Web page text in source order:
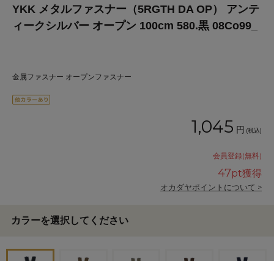
YKK メタルファスナー（5RGTH DA OP） アンテ
ィークシルバー オープン 100cm 580.黒 08Co99_
金属ファスナー オープンファスナー
1,045 円 (税込)
会員登録(無料)
47pt獲得
オカダヤポイントについて >
カラーを選択してください